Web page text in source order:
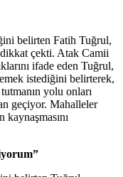
belirten Fatih Tuğrul,
çekti. Atak Camii
ifade eden Tuğrul,
istediğini belirterek,
yolu onları
geçiyor. Mahalleler